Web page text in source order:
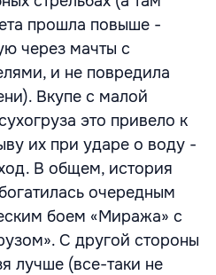
прошла повыше -
через мачты с
и не повредила
Вкупе с малой
это привело к
их при ударе о воду -
В общем, история
очередным
боем «Миража» с
С другой стороны
лучше (все-таки не